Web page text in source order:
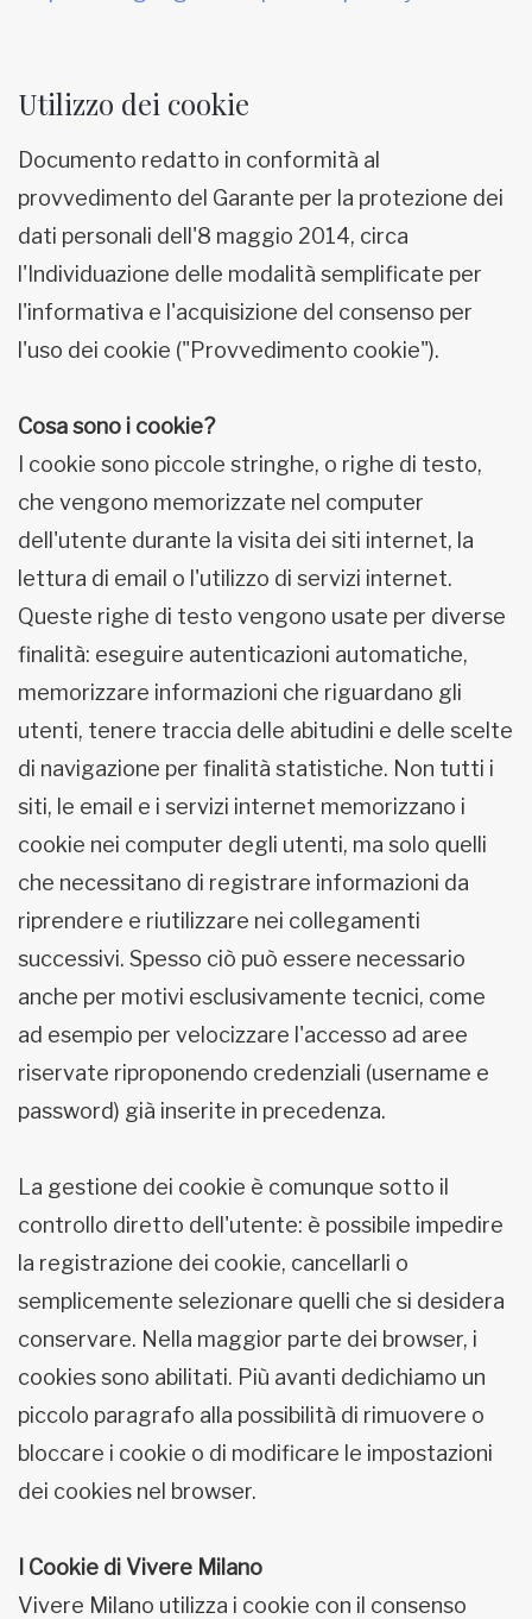
Utilizzo dei cookie
Documento redatto in conformità al
provvedimento del Garante per la protezione dei
dati personali dell'8 maggio 2014, circa
l'Individuazione delle modalità semplificate per
l'informativa e l'acquisizione del consenso per
l'uso dei cookie ("Provvedimento cookie").
Cosa sono i cookie?
I cookie sono piccole stringhe, o righe di testo,
che vengono memorizzate nel computer
dell'utente durante la visita dei siti internet, la
lettura di email o l'utilizzo di servizi internet.
Queste righe di testo vengono usate per diverse
finalità: eseguire autenticazioni automatiche,
memorizzare informazioni che riguardano gli
utenti, tenere traccia delle abitudini e delle scelte
di navigazione per finalità statistiche. Non tutti i
siti, le email e i servizi internet memorizzano i
cookie nei computer degli utenti, ma solo quelli
che necessitano di registrare informazioni da
riprendere e riutilizzare nei collegamenti
successivi. Spesso ciò può essere necessario
anche per motivi esclusivamente tecnici, come
ad esempio per velocizzare l'accesso ad aree
riservate riproponendo credenziali (username e
password) già inserite in precedenza.
La gestione dei cookie è comunque sotto il
controllo diretto dell'utente: è possibile impedire
la registrazione dei cookie, cancellarli o
semplicemente selezionare quelli che si desidera
conservare. Nella maggior parte dei browser, i
cookies sono abilitati. Più avanti dedichiamo un
piccolo paragrafo alla possibilità di rimuovere o
bloccare i cookie o di modificare le impostazioni
dei cookies nel browser.
I Cookie di Vivere Milano
Vivere Milano utilizza i cookie con il consenso